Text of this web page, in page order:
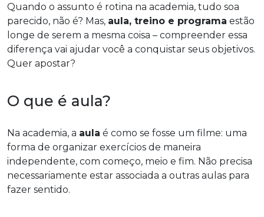
Quando o assunto é rotina na academia, tudo soa
parecido, não é? Mas, aula, treino e programa estão
longe de serem a mesma coisa – compreender essa
diferença vai ajudar você a conquistar seus objetivos.
Quer apostar?
O que é aula?
Na academia, a aula é como se fosse um filme: uma
forma de organizar exercícios de maneira
independente, com começo, meio e fim. Não precisa
necessariamente estar associada a outras aulas para
fazer sentido.